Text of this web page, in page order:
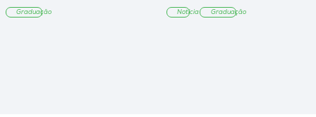
Graduação Notícia Graduação